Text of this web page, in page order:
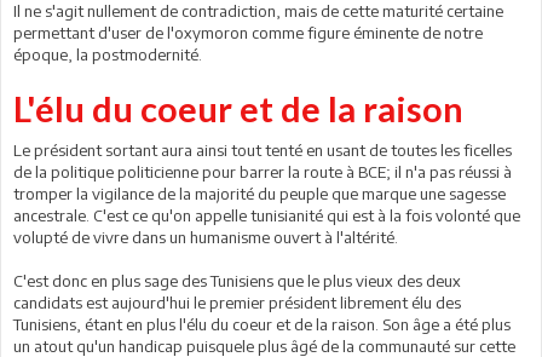
Il ne s'agit nullement de contradiction, mais de cette maturité certaine
permettant d'user de l'oxymoron comme figure éminente de notre
époque, la postmodernité.
L'élu du coeur et de la raison
Le président sortant aura ainsi tout tenté en usant de toutes les ficelles
de la politique politicienne pour barrer la route à BCE; il n'a pas réussi à
tromper la vigilance de la majorité du peuple que marque une sagesse
ancestrale. C'est ce qu'on appelle tunisianité qui est à la fois volonté que
volupté de vivre dans un humanisme ouvert à l'altérité.
C'est donc en plus sage des Tunisiens que le plus vieux des deux
candidats est aujourd'hui le premier président librement élu des
Tunisiens, étant en plus l'élu du coeur et de la raison. Son âge a été plus
un atout qu'un handicap puisquele plus âgé de la communauté sur cette